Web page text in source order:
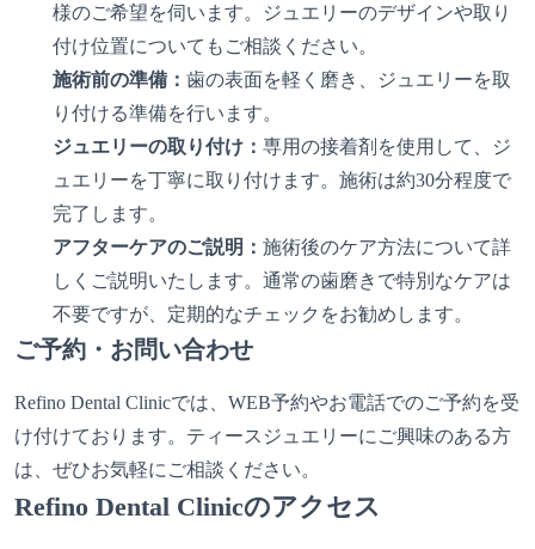
様のご希望を伺います。ジュエリーのデザインや取り
付け位置についてもご相談ください。
施術前の準備： 歯の表面を軽く磨き、ジュエリーを取
り付ける準備を行います。
ジュエリーの取り付け： 専用の接着剤を使用して、ジ
ュエリーを丁寧に取り付けます。施術は約30分程度で
完了します。
アフターケアのご説明： 施術後のケア方法について詳
しくご説明いたします。通常の歯磨きで特別なケアは
不要ですが、定期的なチェックをお勧めします。
ご予約・お問い合わせ
Refino Dental Clinicでは、WEB予約やお電話でのご予約を受
け付けております。ティースジュエリーにご興味のある方
は、ぜひお気軽にご相談ください。
Refino Dental Clinicのアクセス